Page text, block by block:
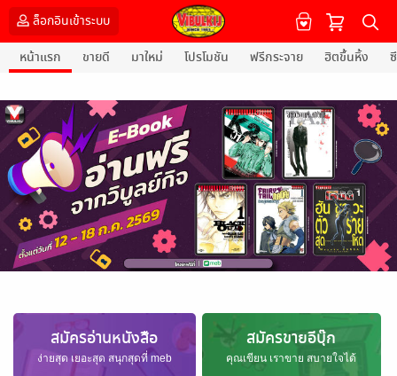
ล็อกอินเข้าระบบ
หน้าแรก
ขายดี มาใหม่ โปรโมชัน ฟรีกระจาย ฮิตขึ้นหิ้ง
สมัครอ่านหนังสือ
ง่ายสุด เยอะสุด สนุกสุดที่ meb
สมัครขายอีบุ๊ก
คุณเขียน เราขาย สบายใจได้